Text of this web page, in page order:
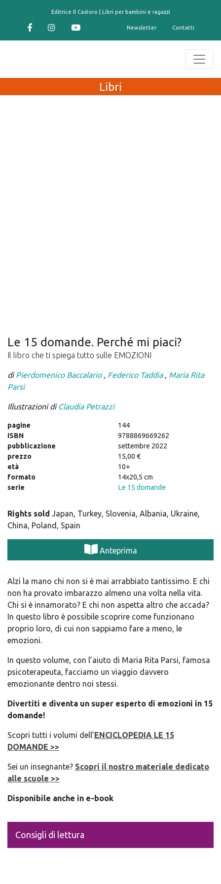
Editrice Il Castoro | Libri per bambini e ragazzi
Newsletter Contatti
Libri
Le 15 domande. Perché mi piaci?
Il libro che ti spiega tutto sulle EMOZIONI
diPierdomenico Baccalario , Federico Taddia , Maria Rita
Parsi
Illustrazioni di Claudia Petrazzi
pagine
144
ISBN
9788869669262
pubblicazione
settembre 2022
prezzo
15,00 €
età
10+
formato
14x20,5 cm
serie
Le 15 domande
Rights sold Japan, Turkey, Slovenia, Albania, Ukraine,
China, Poland, Spain
Anteprima
Alzi la mano chi non si è mai arrabbiato tantissimo. E chi
non ha provato imbarazzo almeno una volta nella vita.
Chi si è innamorato? E chi non aspetta altro che accada?
In questo libro è possibile scoprire come funzionano
proprio loro, di cui non sappiamo fare a meno, le
emozioni.
In questo volume, con l’aiuto di Maria Rita Parsi, famosa
psicoterapeuta, facciamo un viaggio davvero
emozionante dentro noi stessi.
Divertiti e diventa un super esperto di emozioni in 15
domande!
Scopri tutti i volumi dell’ENCICLOPEDIA LE 15
DOMANDE >>
Sei un insegnante? Scopri il nostro materiale dedicato
alle scuole >>
Disponibile anche in e-book
Consigli di lettura